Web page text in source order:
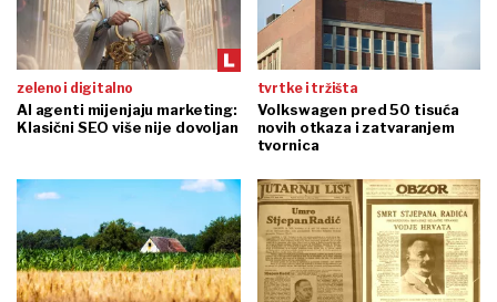
zeleno i digitalno
AI agenti mijenjaju marketing:
Klasični SEO više nije dovoljan
tvrtke i tržišta
Volkswagen pred 50 tisuća
novih otkaza i zatvaranjem
tvornica